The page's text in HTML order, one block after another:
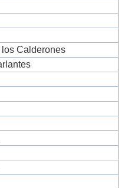
Calderones